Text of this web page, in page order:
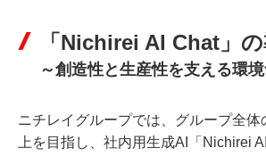
「Nichirei AI Chat」
～創造性と生産性を支える環
ニチレイグループでは、グループ全体
上を目指し、社内用生成AI「Nichirei